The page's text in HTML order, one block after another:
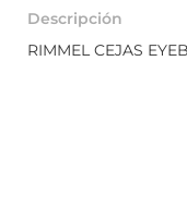
Descripción
RIMMEL CEJAS